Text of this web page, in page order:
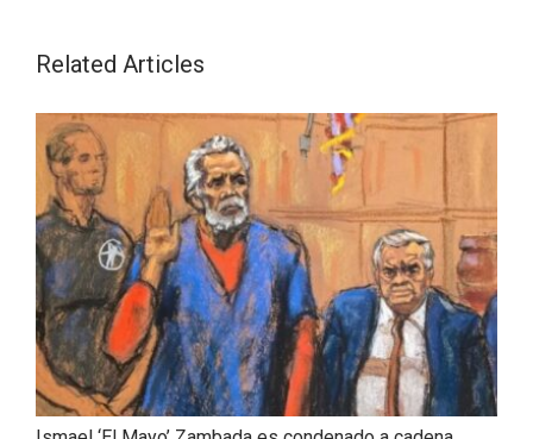
Related Articles